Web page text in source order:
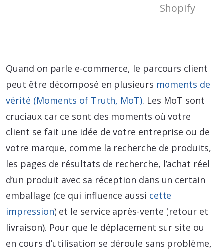
Shopify
Quand on parle e-commerce, le parcours client
peut être décomposé en plusieurs moments de
vérité (Moments of Truth, MoT). Les MoT sont
cruciaux car ce sont des moments où votre
client se fait une idée de votre entreprise ou de
votre marque, comme la recherche de produits,
les pages de résultats de recherche, l’achat réel
d’un produit avec sa réception dans un certain
emballage (ce qui influence aussi cette
impression) et le service après-vente (retour et
livraison). Pour que le déplacement sur site ou
en cours d’utilisation se déroule sans problème,